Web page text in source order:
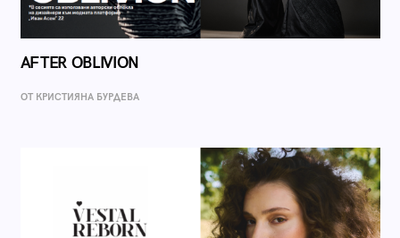
AFTER OBLIVION
ОТ КРИСТИЯНА БУРДЕВА